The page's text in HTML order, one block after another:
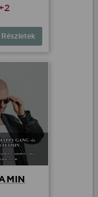
Részletek